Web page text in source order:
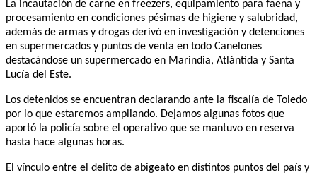
La incautación de carne en freezers, equipamiento para faena y
procesamiento en condiciones pésimas de higiene y salubridad,
además de armas y drogas derivó en investigación y detenciones
en supermercados y puntos de venta en todo Canelones
destacándose un supermercado en Marindia, Atlántida y Santa
Lucía del Este.
Los detenidos se encuentran declarando ante la fiscalía de Toledo
por lo que estaremos ampliando. Dejamos algunas fotos que
aportó la policía sobre el operativo que se mantuvo en reserva
hasta hace algunas horas.
El vínculo entre el delito de abigeato en distintos puntos del país y